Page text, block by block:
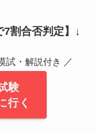
割合否判定】 ↓
試・ 解説付き ／
験
行く